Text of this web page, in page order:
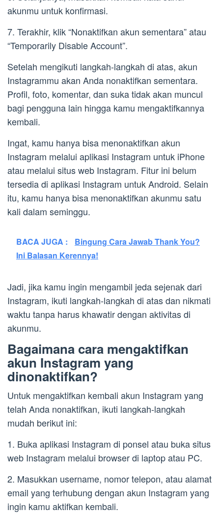
akunmu untuk konfirmasi.
7. Terakhir, klik “Nonaktifkan akun sementara” atau
“Temporarily Disable Account”.
Setelah mengikuti langkah-langkah di atas, akun
Instagrammu akan Anda nonaktifkan sementara.
Profil, foto, komentar, dan suka tidak akan muncul
bagi pengguna lain hingga kamu mengaktifkannya
kembali.
Ingat, kamu hanya bisa menonaktifkan akun
Instagram melalui aplikasi Instagram untuk iPhone
atau melalui situs web Instagram. Fitur ini belum
tersedia di aplikasi Instagram untuk Android. Selain
itu, kamu hanya bisa menonaktifkan akunmu satu
kali dalam seminggu.
BACA JUGA :
Bingung Cara Jawab Thank You?
Ini Balasan Kerennya!
Jadi, jika kamu ingin mengambil jeda sejenak dari
Instagram, ikuti langkah-langkah di atas dan nikmati
waktu tanpa harus khawatir dengan aktivitas di
akunmu.
Bagaimana cara mengaktifkan
akun Instagram yang
dinonaktifkan?
Untuk mengaktifkan kembali akun Instagram yang
telah Anda nonaktifkan, ikuti langkah-langkah
mudah berikut ini:
1. Buka aplikasi Instagram di ponsel atau buka situs
web Instagram melalui browser di laptop atau PC.
2. Masukkan username, nomor telepon, atau alamat
email yang terhubung dengan akun Instagram yang
ingin kamu aktifkan kembali.